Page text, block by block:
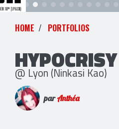
HOME PORTFOLIOS
HYPOCRISY
@ Lyon (Ninkasi Kao)
parAnthéa